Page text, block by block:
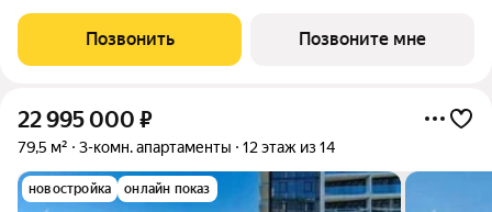
подогреваемыми бассейнами, что соответствуют стандартам
бизнес-класса. Аквазона объединяет взрослый и
Позвонить Позвоните мне
22 995 000 ₽
79,5 м² 3-комн. апартаменты 12 этаж из 14
новостройка онлайн показ